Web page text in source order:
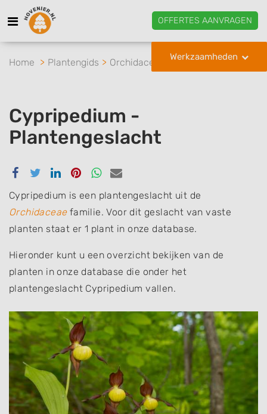
OFFERTES AANVRAGEN
Werkzaamheden
Home Plantengids Orchidaceae Cypripedium
Cypripedium -
Plantengeslacht
Delen
Facebook
Delen
Twitter
Delen
Linkedin
Delen
Pinterest
Delen
Whatsapp
Delen
email
Cypripedium is een plantengeslacht uit de
Orchidaceaefamilie. Voor dit geslacht van vaste
planten staat er 1 plant in onze database.
Hieronder kunt u een overzicht bekijken van de
planten in onze database die onder het
plantengeslacht Cypripedium vallen.